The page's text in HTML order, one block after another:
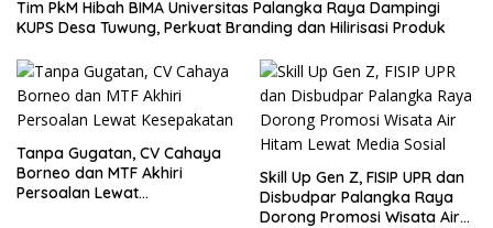
Tim PkM Hibah BIMA Universitas Palangka Raya Dampingi
KUPS Desa Tuwung, Perkuat Branding dan Hilirisasi Produk
Tanpa Gugatan, CV Cahaya
Borneo dan MTF Akhiri
Persoalan Lewat
Skill Up Gen Z, FISIP UPR dan
Disbudpar Palangka Raya
Dorong Promosi Wisata Air